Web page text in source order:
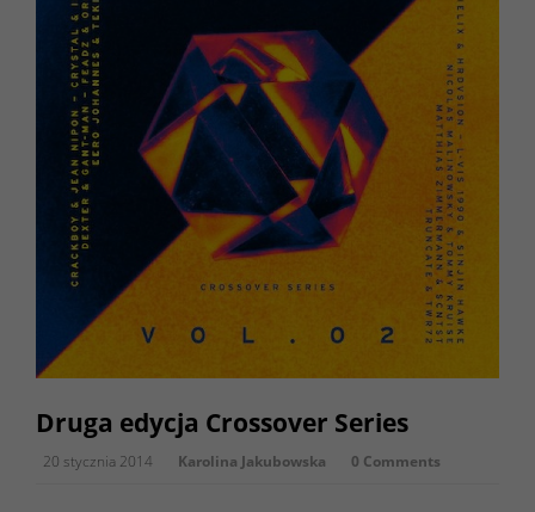
Druga edycja Crossover Series
20 stycznia 2014 Karolina Jakubowska 0 Comments